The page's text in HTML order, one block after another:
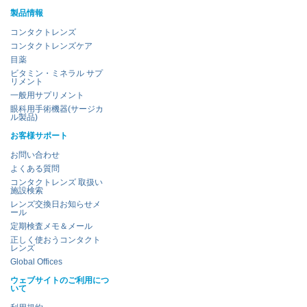
製品情報
コンタクトレンズ
コンタクトレンズケア
目薬
ビタミン・ミネラル サプ
リメント
一般用サプリメント
眼科用手術機器(サージカ
ル製品)
お客様サポート
お問い合わせ
よくある質問
コンタクトレンズ 取扱い
施設検索
レンズ交換日お知らせメ
ール
定期検査メモ＆メール
正しく使おうコンタクト
レンズ
Global Offices
ウェブサイトのご利用につ
いて